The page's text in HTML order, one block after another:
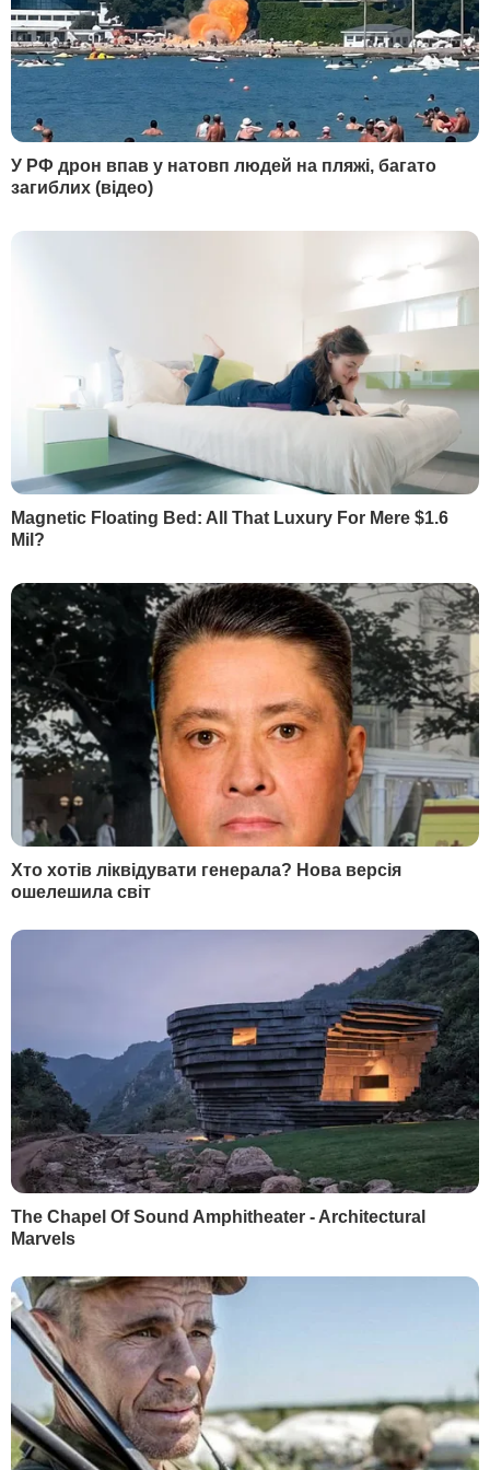
Во время движения по маршруту станция
Кривой Рог – станция Нижнеднепровск –
Узел ночью 6 февралявосемь вагонов
грузового поезда
сошли с рельсов. В результате аварии
повреждены железнодорожное полотно
и электрическая опора, электропитание
на аварийном участке отсутствовало,
четыре вагона, которые перевозили
клинкер, перевернулись.
Автор
Редакция "Гордон"
Поделиться
Украина авария Укрзалізниця
железная дорога
поезда
Как читать ”ГОРДОН” на временно
оккупированных территориях
Читать
РЕКЛАМА
МАТЕРИАЛЫ ПО ТЕМЕ
Авария на железной
дороге в
Днепропетровской
области. "Укрзалізниця"
предупредила о задержке
поездов до трех часов
6 февраля, 18.37ОБЩЕСТВО
В Днепропетровской
области случилась
на железной дороге,
поездов
6 февраля, 11.29
БУЛЬВАР
Яйца не виноваты. Что на
самом деле повышает
холестерин
6 августа, 00.47БУЛЬВАР
"Валлийский упырь"
почти час пугал
пациентов,
крыше больницы с